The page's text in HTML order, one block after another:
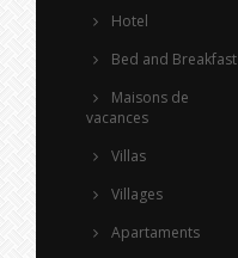
Hotel
Bed and Breakfast
Maisons de
vacances
Villas
Villages
Apartaments